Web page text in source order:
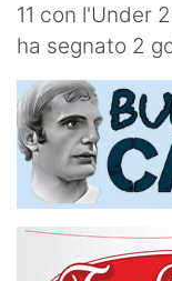
11 con l'Under
ha segnato 2